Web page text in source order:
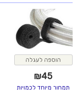
הוספה לעגלה
₪45
תמחור מיוחד לכמויות